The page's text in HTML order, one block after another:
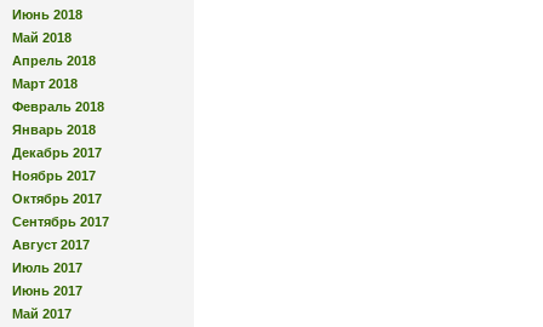
Июнь 2018
Май 2018
Апрель 2018
Март 2018
Февраль 2018
Январь 2018
Декабрь 2017
Ноябрь 2017
Октябрь 2017
Сентябрь 2017
Август 2017
Июль 2017
Июнь 2017
Май 2017